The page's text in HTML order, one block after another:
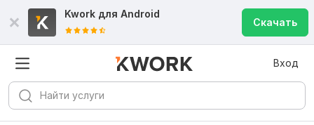
Kwork для Android
Скачать
Вход